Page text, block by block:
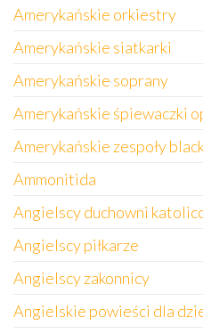
Amerykańskie orkiestry
Amerykańskie siatkarki
Amerykańskie soprany
Amerykańskie śpiewaczki
Amerykańskie zespoły
Ammonitida
Angielscy duchowni
Angielscy piłkarze
Angielscy zakonnicy
Angielskie powieści dla